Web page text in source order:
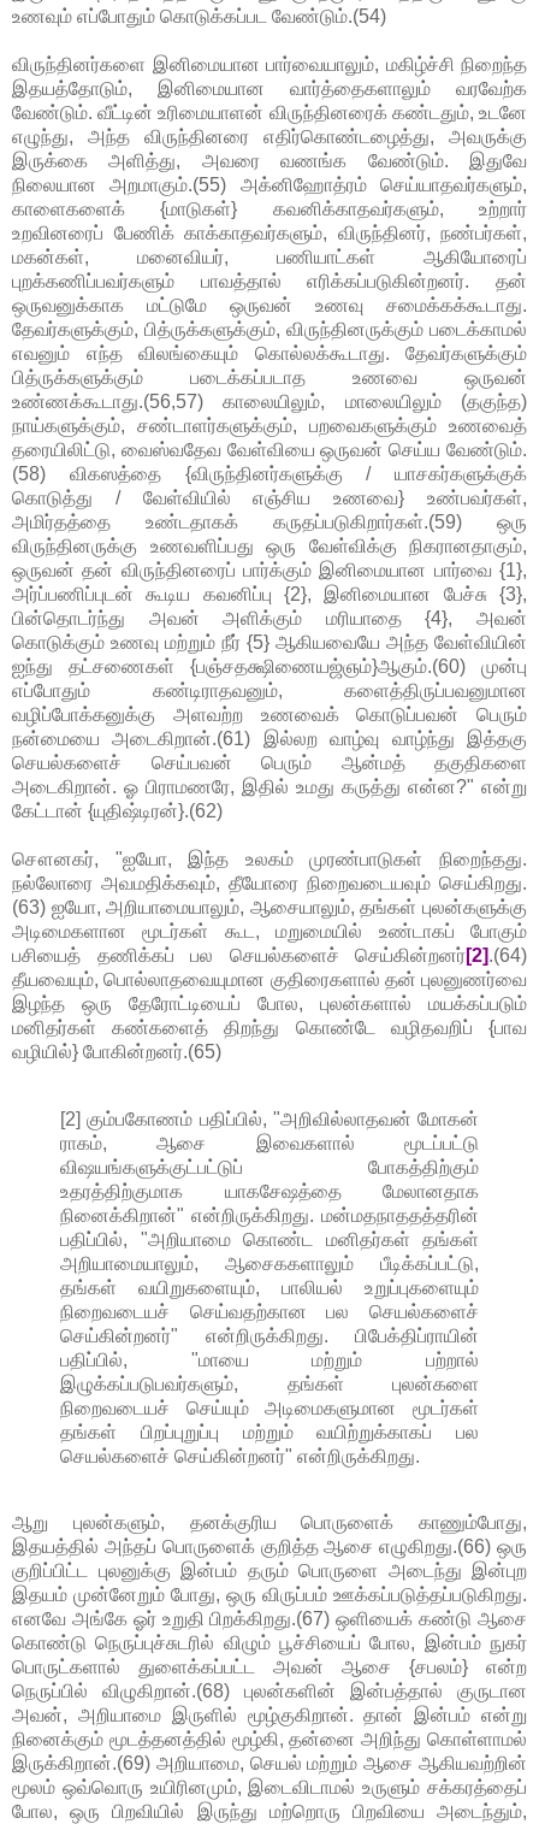
உணவும் எப்போதும் கொடுக்கப்பட வேண்டும்.(54)
விருந்தினர்களை இனிமையான பார்வையாலும், மகிழ்ச்சி நிறைந்த
இதயத்தோடும், இனிமையான வார்த்தைகளாலும் வரவேற்க
வேண்டும். வீட்டின் உரிமையாளன் விருந்தினரைக் கண்டதும், உடனே
எழுந்து, அந்த விருந்தினரை எதிர்கொண்டழைத்து, அவருக்கு
இருக்கை அளித்து, அவரை வணங்க வேண்டும். இதுவே
நிலையான அறமாகும்.(55) அக்னிஹோத்ரம் செய்யாதவர்களும்,
காளைகளைக் {மாடுகள்} கவனிக்காதவர்களும், உற்றார்
உறவினரைப் பேணிக் காக்காதவர்களும், விருந்தினர், நண்பர்கள்,
மகன்கள், மனைவியர், பணியாட்கள் ஆகியோரைப்
புறக்கணிப்பவர்களும் பாவத்தால் எரிக்கப்படுகின்றனர். தன்
ஒருவனுக்காக மட்டுமே ஒருவன் உணவு சமைக்கக்கூடாது.
தேவர்களுக்கும், பித்ருக்களுக்கும், விருந்தினருக்கும் படைக்காமல்
எவனும் எந்த விலங்கையும் கொல்லக்கூடாது. தேவர்களுக்கும்
பித்ருக்களுக்கும் படைக்கப்படாத உணவை ஒருவன்
உண்ணக்கூடாது.(56,57) காலையிலும், மாலையிலும் (தகுந்த)
நாய்களுக்கும், சண்டாளர்களுக்கும், பறவைகளுக்கும் உணவைத்
தரையிலிட்டு, வைஸ்வதேவ வேள்வியை ஒருவன் செய்ய வேண்டும்.
(58) விகஸத்தை {விருந்தினர்களுக்கு / யாசகர்களுக்குக்
கொடுத்து / வேள்வியில் எஞ்சிய உணவை} உண்பவர்கள்,
அமிர்தத்தை உண்டதாகக் கருதப்படுகிறார்கள்.(59) ஒரு
விருந்தினருக்கு உணவளிப்பது ஒரு வேள்விக்கு நிகரானதாகும்,
ஒருவன் தன் விருந்தினரைப் பார்க்கும் இனிமையான பார்வை {1},
அர்ப்பணிப்புடன் கூடிய கவனிப்பு {2}, இனிமையான பேச்சு {3},
பின்தொடர்ந்து அவன் அளிக்கும் மரியாதை {4}, அவன்
கொடுக்கும் உணவு மற்றும் நீர் {5} ஆகியவையே அந்த வேள்வியின்
ஐந்து தட்சணைகள் {பஞ்சதக்ஷிணையஜ்ஞம்}ஆகும்.(60) முன்பு
எப்போதும் கண்டிராதவனும், களைத்திருப்பவனுமான
வழிப்போக்கனுக்கு அளவற்ற உணவைக் கொடுப்பவன் பெரும்
நன்மையை அடைகிறான்.(61) இல்லற வாழ்வு வாழ்ந்து இத்தகு
செயல்களைச் செய்பவன் பெரும் ஆன்மத் தகுதிகளை
அடைகிறான். ஓ பிராமணரே, இதில் உமது கருத்து என்ன?" என்று
கேட்டான் {யுதிஷ்டிரன்}.(62)
சௌனகர், "ஐயோ, இந்த உலகம் முரண்பாடுகள் நிறைந்தது.
நல்லோரை அவமதிக்கவும், தீயோரை நிறைவடையவும் செய்கிறது.
(63) ஐயோ, அறியாமையாலும், ஆசையாலும், தங்கள் புலன்களுக்கு
அடிமைகளான மூடர்கள் கூட, மறுமையில் உண்டாகப் போகும்
பசியைத் தணிக்கப் பல செயல்களைச் செய்கின்றனர்[2].(64)
தீயவையும், பொல்லாதவையுமான குதிரைகளால் தன் புலனுணர்வை
இழந்த ஒரு தேரோட்டியைப் போல, புலன்களால் மயக்கப்படும்
மனிதர்கள் கண்களைத் திறந்து கொண்டே வழிதவறிப் {பாவ
வழியில்} போகின்றனர்.(65)
[2] கும்பகோணம் பதிப்பில், "அறிவில்லாதவன் மோகன்
ராகம், ஆசை இவைகளால் மூடப்பட்டு
விஷயங்களுக்குட்பட்டுப் போகத்திற்கும்
உதரத்திற்குமாக யாகசேஷத்தை மேலானதாக
நினைக்கிறான்" என்றிருக்கிறது. மன்மதநாததத்தரின்
பதிப்பில், "அறியாமை கொண்ட மனிதர்கள் தங்கள்
அறியாமையாலும், ஆசைககளாலும் பீடிக்கப்பட்டு,
தங்கள் வயிறுகளையும், பாலியல் உறுப்புகளையும்
நிறைவடையச் செய்வதற்கான பல செயல்களைச்
செய்கின்றனர்" என்றிருக்கிறது. பிபேக்திப்ராயின்
பதிப்பில், "மாயை மற்றும் பற்றால்
இழுக்கப்படுபவர்களும், தங்கள் புலன்களை
நிறைவடையச் செய்யும் அடிமைகளுமான மூடர்கள்
தங்கள் பிறப்புறுப்பு மற்றும் வயிற்றுக்காகப் பல
செயல்களைச் செய்கின்றனர்" என்றிருக்கிறது.
ஆறு புலன்களும், தனக்குரிய பொருளைக் காணும்போது,
இதயத்தில் அந்தப் பொருளைக் குறித்த ஆசை எழுகிறது.(66) ஒரு
குறிப்பிட்ட புலனுக்கு இன்பம் தரும் பொருளை அடைந்து இன்புற
இதயம் முன்னேறும் போது, ஒரு விருப்பம் ஊக்கப்படுத்தப்படுகிறது.
எனவே அங்கே ஓர் உறுதி பிறக்கிறது.(67) ஒளியைக் கண்டு ஆசை
கொண்டு நெருப்புச்சுடரில் விழும் பூச்சியைப் போல, இன்பம் நுகர்
பொருட்களால் துளைக்கப்பட்ட அவன் ஆசை {சபலம்} என்ற
நெருப்பில் விழுகிறான்.(68) புலன்களின் இன்பத்தால் குருடான
அவன், அறியாமை இருளில் மூழ்குகிறான். தான் இன்பம் என்று
நினைக்கும் மூடத்தனத்தில் மூழ்கி, தன்னை அறிந்து கொள்ளாமல்
இருக்கிறான்.(69) அறியாமை, செயல் மற்றும் ஆசை ஆகியவற்றின்
மூலம் ஒவ்வொரு உயிரினமும், இடைவிடாமல் உருளும் சக்கரத்தைப்
போல, ஒரு பிறவியில் இருந்து மற்றொரு பிறவியை அடைந்தும்,